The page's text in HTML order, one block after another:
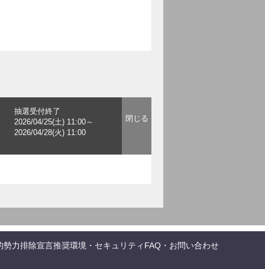
抽選受付終了
2026/04/25(土) 11:00～
2026/04/28(火) 11:00
勢力排除宣言推奨環境・セキュリティ FAQ・お問い合わせ